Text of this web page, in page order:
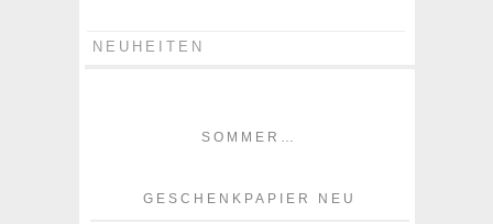
NEUHEITEN
SOMMER…
GESCHENKPAPIER NEU